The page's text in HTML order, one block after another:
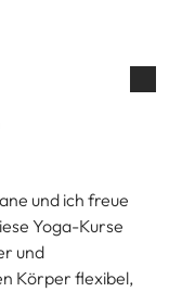
und ich freue
Yoga-Kurse
und
Körper flexibel,